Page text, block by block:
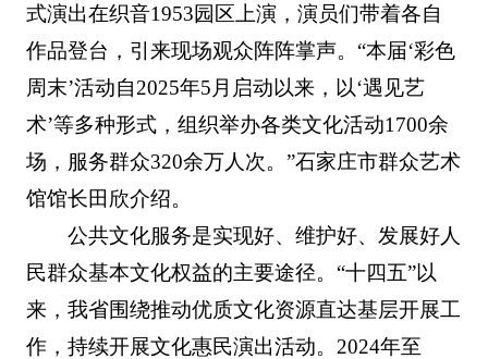
式演出在织音1953园区上演，演员们带着各自
作品登台，引来现场观众阵阵掌声。“本届‘彩色
周末’活动自2025年5月启动以来，以‘遇见艺
术’等多种形式，组织举办各类文化活动1700余
场，服务群众320余万人次。”石家庄市群众艺术
馆馆长田欣介绍。
公共文化服务是实现好、维护好、发展好人
民群众基本文化权益的主要途径。“十四五”以
来，我省围绕推动优质文化资源直达基层开展工
作，持续开展文化惠民演出活动。2024年至